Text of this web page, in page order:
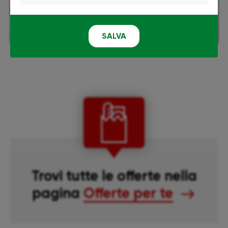
Trovi tutte le offerte nella
paginaOfferte per te
SALVA